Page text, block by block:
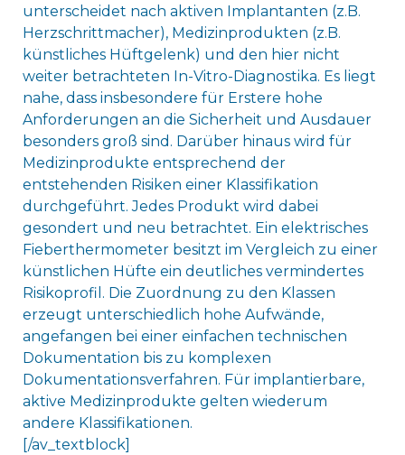
unterscheidet nach aktiven Implantanten (z.B.
Herzschrittmacher), Medizinprodukten (z.B.
künstliches Hüftgelenk) und den hier nicht
weiter betrachteten In-Vitro-Diagnostika. Es liegt
nahe, dass insbesondere für Erstere hohe
Anforderungen an die Sicherheit und Ausdauer
besonders groß sind. Darüber hinaus wird für
Medizinprodukte entsprechend der
entstehenden Risiken einer Klassifikation
durchgeführt. Jedes Produkt wird dabei
gesondert und neu betrachtet. Ein elektrisches
Fieberthermometer besitzt im Vergleich zu einer
künstlichen Hüfte ein deutliches vermindertes
Risikoprofil. Die Zuordnung zu den Klassen
erzeugt unterschiedlich hohe Aufwände,
angefangen bei einer einfachen technischen
Dokumentation bis zu komplexen
Dokumentationsverfahren. Für implantierbare,
aktive Medizinprodukte gelten wiederum
andere Klassifikationen.
[/av_textblock]